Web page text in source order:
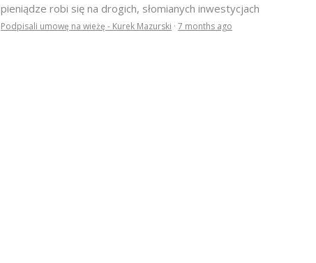
pieniądze robi się na drogich, słomianych inwestycjach
Podpisali umowę na wieżę - Kurek Mazurski · 7 months ago